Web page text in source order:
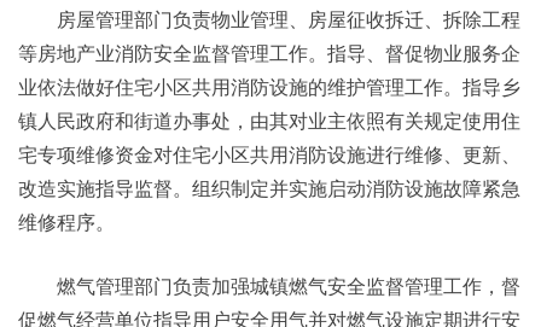
房屋管理部门负责物业管理、房屋征收拆迁、拆除工程
等房地产业消防安全监督管理工作。指导、督促物业服务企
业依法做好住宅小区共用消防设施的维护管理工作。指导乡
镇人民政府和街道办事处，由其对业主依照有关规定使用住
宅专项维修资金对住宅小区共用消防设施进行维修、更新、
改造实施指导监督。组织制定并实施启动消防设施故障紧急
维修程序。
燃气管理部门负责加强城镇燃气安全监督管理工作，督
促燃气经营单位指导用户安全用气并对燃气设施定期进行安